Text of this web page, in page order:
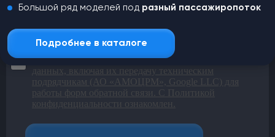
Большой ряд моделей под разный пассажиропоток
Подробнее в каталоге